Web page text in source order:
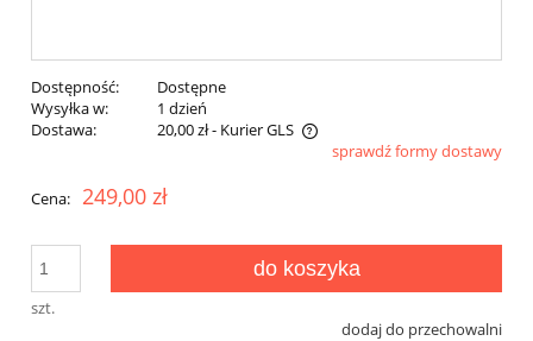
Dostępność:
Dostępne
Wysyłka w:
1 dzień
Dostawa:
20,00 zł- Kurier GLS
Cena nie zawiera ewentualnych kosztów płatnościsprawdź formy dostawy
Cena: 249,00 zł
szt.
do koszyka
dodaj do przechowalni